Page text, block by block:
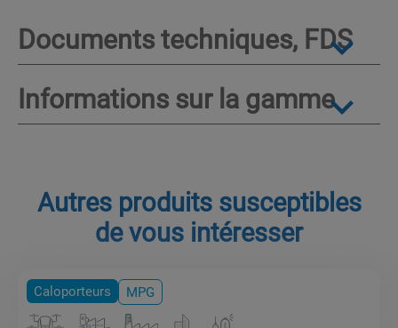
Documents techniques, FDS
Informations sur la gamme
Autres produits susceptibles
de vous intéresser
Caloporteurs MPG